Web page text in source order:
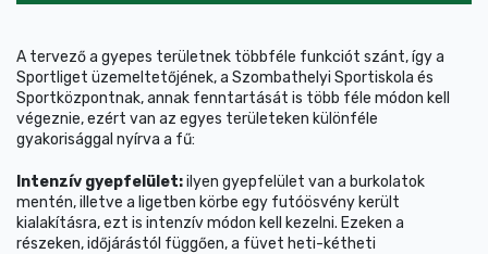
A tervező a gyepes területnek többféle funkciót szánt, így a
Sportliget üzemeltetőjének, a Szombathelyi Sportiskola és
Sportközpontnak, annak fenntartását is több féle módon kell
végeznie, ezért van az egyes területeken különféle
gyakorisággal nyírva a fű:
Intenzív gyepfelület:ilyen gyepfelület van a burkolatok
mentén, illetve a ligetben körbe egy futóösvény került
kialakításra, ezt is intenzív módon kell kezelni. Ezeken a
részeken, időjárástól függően, a füvet heti-kétheti